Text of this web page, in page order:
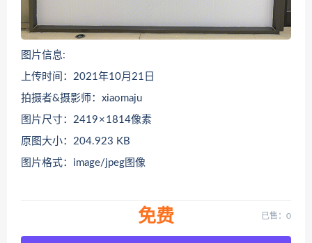
图片信息:
上传时间：2021年10月21日
拍摄者&摄影师：xiaomaju
图片尺寸：2419 × 1814像素
原图大小：204.923 KB
图片格式：image/jpeg图像
免费 已售：0